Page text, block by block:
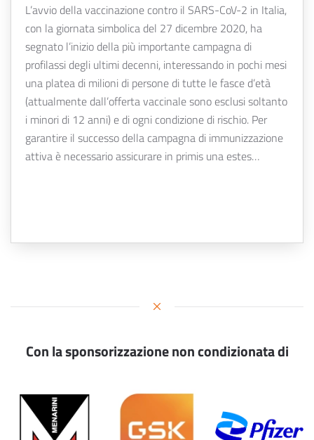
L’avvio della vaccinazione contro il SARS-CoV-2 in Italia,
con la giornata simbolica del 27 dicembre 2020, ha
segnato l’inizio della più importante campagna di
profilassi degli ultimi decenni, interessando in pochi mesi
una platea di milioni di persone di tutte le fasce d’età
(attualmente dall’offerta vaccinale sono esclusi soltanto
i minori di 12 anni) e di ogni condizione di rischio. Per
garantire il successo della campagna di immunizzazione
attiva è necessario assicurare in primis una estes…
Con la sponsorizzazione non condizionata di